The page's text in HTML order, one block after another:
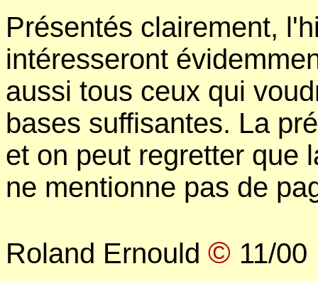
Présentés clairement,
intéresseront
aussi tous ceux qui
bases suffisantes. La
et on peut regretter que
ne mentionne pas de
Roland Ernould © 11/00